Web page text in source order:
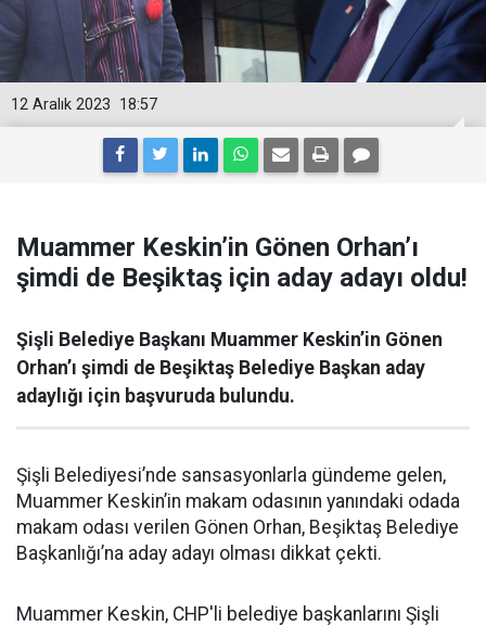
18:57
12 Aralık 2023
Muammer Keskin’in Gönen Orhan’ı
şimdi de Beşiktaş için aday adayı oldu!
Şişli Belediye Başkanı Muammer Keskin’in Gönen
Orhan’ı şimdi de Beşiktaş Belediye Başkan aday
adaylığı için başvuruda bulundu.
Şişli Belediyesi’nde sansasyonlarla gündeme gelen,
Muammer Keskin’in makam odasının yanındaki odada
makam odası verilen Gönen Orhan, Beşiktaş Belediye
Başkanlığı’na aday adayı olması dikkat çekti.
Muammer Keskin, CHP'li belediye başkanlarını Şişli